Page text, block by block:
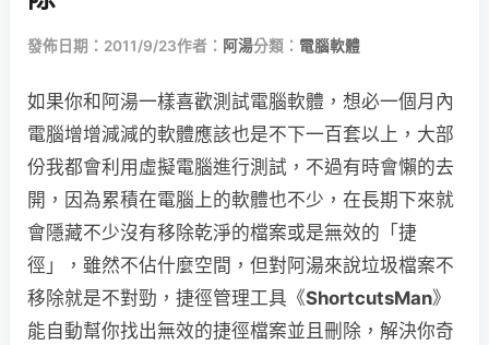
發佈日期：2011/9/23作者： 阿湯分類： 電腦軟體
如果你和阿湯一樣喜歡測試電腦軟體，想必一個月內
電腦增增減減的軟體應該也是不下一百套以上，大部
份我都會利用虛擬電腦進行測試，不過有時會懶的去
開，因為累積在電腦上的軟體也不少，在長期下來就
會隱藏不少沒有移除乾淨的檔案或是無效的「捷
徑」，雖然不佔什麼空間，但對阿湯來說垃圾檔案不
移除就是不對勁，捷徑管理工具《ShortcutsMan》
能自動幫你找出無效的捷徑檔案並且刪除，解決你奇